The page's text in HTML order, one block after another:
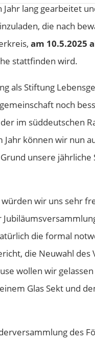
lang gearbeitet
die nach
am 10.5.2025
stattfinden wird.
als Stiftung
noch
im süddeutschen
können wir nun
unsere
wir uns sehr
die formal
die Neuwahl des
wollen wir
Glas Sekt und
des